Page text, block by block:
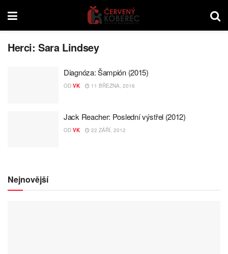
Herci:Sara Lindsey
Diagnóza: Šampión (2015)
OD VK 11 BŘEZNA, 2016
Jack Reacher: Poslední výstřel (2012)
OD VK 22 ZÁŘÍ, 2012
Nejnovější